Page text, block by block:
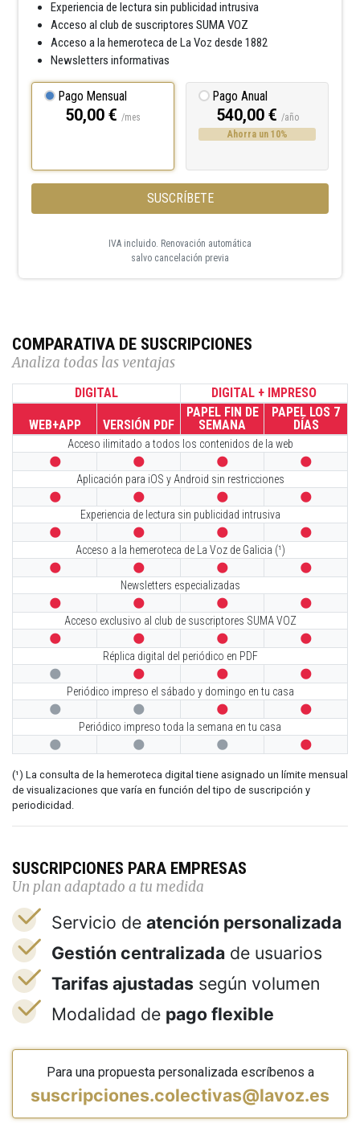
Experiencia de lectura sin publicidad intrusiva
Acceso al club de suscriptores SUMA VOZ
Acceso a la hemeroteca de La Voz desde 1882
Newsletters informativas
Pago Mensual
50,00 € /mes
Pago Anual
540,00 € /año
Ahorra un 10%
SUSCRÍBETE
IVA incluido. Renovación automática
salvo cancelación previa
COMPARATIVA DE SUSCRIPCIONES
Analiza todas las ventajas
DIGITAL DIGITAL + IMPRESO
WEB+APP VERSIÓN PDF
PAPEL FIN DE
SEMANA
PAPEL LOS 7
DÍAS
Acceso ilimitado a todos los contenidos de la web
   
Aplicación para iOS y Android sin restricciones
   
Experiencia de lectura sin publicidad intrusiva
   
Acceso a la hemeroteca de La Voz de Galicia (¹)
   
Newsletters especializadas
   
Acceso exclusivo al club de suscriptores SUMA VOZ
   
Réplica digital del periódico en PDF
   
Periódico impreso el sábado y domingo en tu casa
   
Periódico impreso toda la semana en tu casa
   
(¹) La consulta de la hemeroteca digital tiene asignado un límite mensual
de visualizaciones que varía en función del tipo de suscripción y
periodicidad.
SUSCRIPCIONES PARA EMPRESAS
Un plan adaptado a tu medida
Servicio de atención personalizada
Gestión centralizada de usuarios
Tarifas ajustadas según volumen
Modalidad de pago flexible
Para una propuesta personalizada escríbenos a
suscripciones.colectivas@lavoz.es